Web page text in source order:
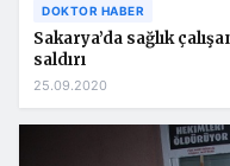
DOKTOR HABER
Sakarya’da sağlık
saldırı
25.09.2020